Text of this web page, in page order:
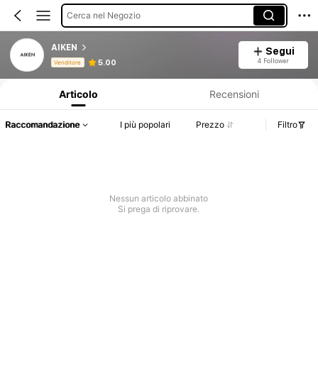
Cerca nel Negozio
AIKEN
Venditore 5.00
Segui
4 Follower
Articolo Recensioni
Raccomandazione I più popolari Prezzo Filtro
Nessun articolo abbinato
Si prega di riprovare.